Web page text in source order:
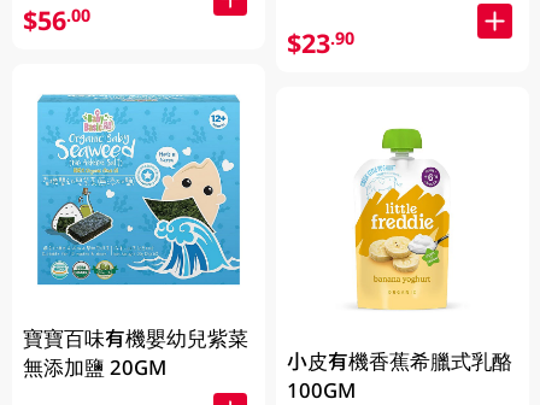
$56.00
寶寶百味有機嬰幼兒紫菜
無添加鹽 20GM
$23.90
小皮有機香蕉希臘式乳酪
100GM